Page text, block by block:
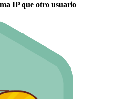
IP que otro usuario